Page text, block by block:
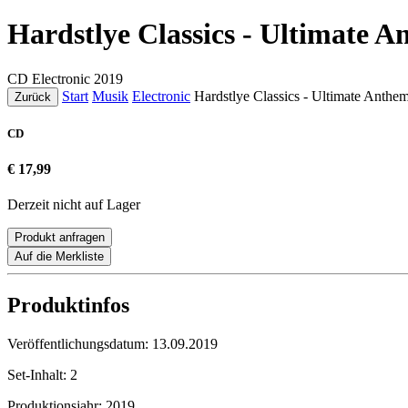
Hardstlye Classics - Ultimate
CD Electronic 2019
Zurück Start Musik Electronic Hardstlye Classics - Ultimate
CD
€ 17,99
Derzeit nicht auf Lager
Produkt anfragen
Auf die Merkliste
Produktinfos
Veröffentlichungsdatum: 13.09.2019
Set-Inhalt: 2